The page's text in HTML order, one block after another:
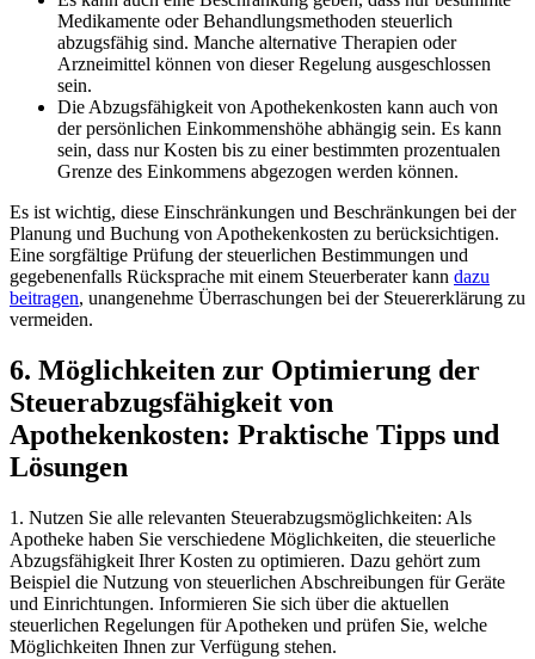
Medikamente oder Behandlungsmethoden steuerlich
abzugsfähig sind. Manche alternative Therapien oder
Arzneimittel können‌ von dieser Regelung ⁢ausgeschlossen
sein.
Die Abzugsfähigkeit von Apothekenkosten kann auch von‍
der persönlichen Einkommenshöhe​ abhängig sein. Es ‍kann
sein, dass​ nur Kosten bis zu einer bestimmten prozentualen
Grenze des Einkommens abgezogen werden können.
Es ist ‍wichtig, diese Einschränkungen und Beschränkungen bei der
Planung ‍und Buchung von Apothekenkosten zu berücksichtigen.​
Eine sorgfältige Prüfung der steuerlichen Bestimmungen und
gegebenenfalls‌ Rücksprache mit einem Steuerberater kann dazu
beitragen, unangenehme Überraschungen bei der Steuererklärung zu
vermeiden.
6. ⁢Möglichkeiten zur Optimierung der
Steuerabzugsfähigkeit von
Apothekenkosten:​ Praktische Tipps und
Lösungen
1. Nutzen ‍Sie alle⁢ relevanten Steuerabzugsmöglichkeiten: Als
Apotheke haben Sie verschiedene Möglichkeiten, die steuerliche​
Abzugsfähigkeit Ihrer Kosten zu optimieren. Dazu gehört zum
Beispiel ⁤die Nutzung ⁢von​ steuerlichen Abschreibungen für Geräte
und Einrichtungen. Informieren Sie sich über die ​aktuellen
steuerlichen ⁣Regelungen für Apotheken und ⁣prüfen ‌Sie, welche
Möglichkeiten Ihnen ⁤zur Verfügung stehen.